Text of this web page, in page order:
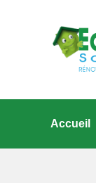
Accueil